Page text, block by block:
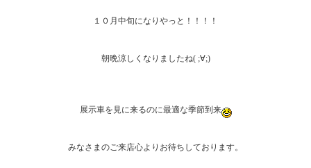
１０月中旬になりやっと！！！！
朝晩涼しくなりましたね( ;∀;)
展示車を見に来るのに最適な季節到来
みなさまのご来店心よりお待ちしております。